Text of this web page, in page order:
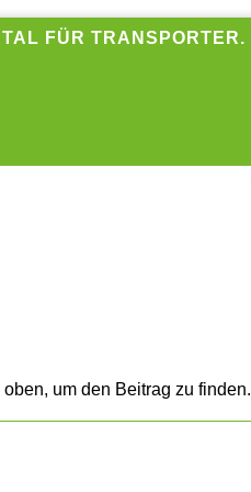
FÜR TRANSPORTER.
um den Beitrag zu finden.